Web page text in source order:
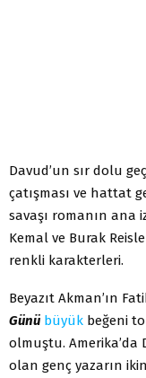
Davud’un sır dolu
çatışması ve hattat
savaşı romanın
Kemal ve Burak
renkli karakterleri.
Beyazıt Akman’ın
Günü büyük beğeni
olmuştu. Amerika’da
olan genç yazarın